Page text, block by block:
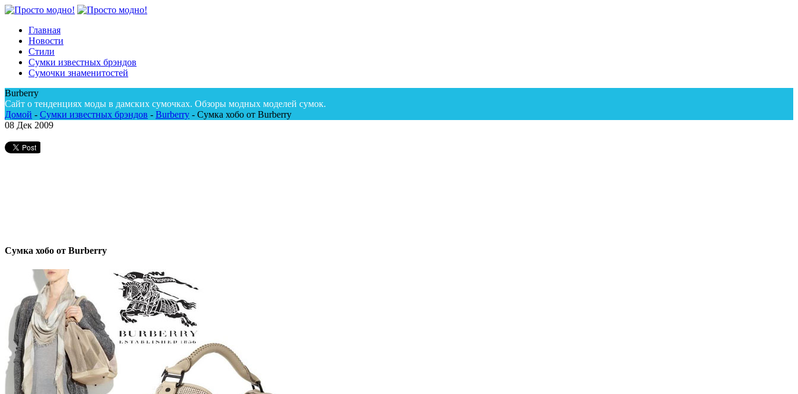
Главная
Новости
Стили
Сумки известных брэндов
Сумочки знаменитостей
Burberry
Сайт о тенденциях моды в дамских сумочках. Обзоры модных моделей сумок.
Домой - Сумки известных брэндов - Burberry - Сумка хобо от Burberry
08 Дек 2009
Сумка хобо от Burberry